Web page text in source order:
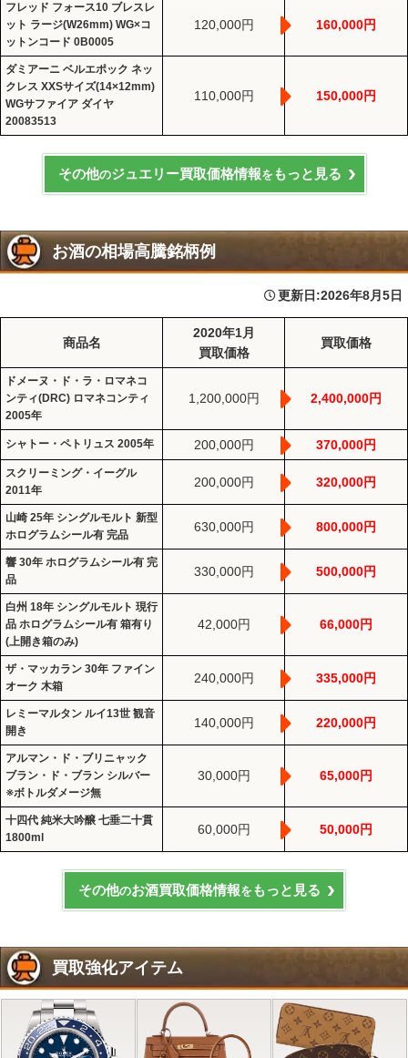
フレッド フォース10 ブレスレ
ット ラージ(W26mm) WG×コ
ットンコード 0B0005
120,000円 160,000円
ダミアーニ ベルエポック ネッ
クレス XXSサイズ(14×12mm)
WGサファイア ダイヤ
20083513
110,000円 150,000円
その他のジュエリー買取価格情報をもっと見る
お酒の相場高騰銘柄例
更新日:2026年8月5日
商品名
2020年1月
買取価格
買取価格
ドメーヌ・ド・ラ・ロマネコ
ンティ(DRC) ロマネコンティ
2005年
1,200,000円 2,400,000円
シャトー・ペトリュス 2005年 200,000円 370,000円
スクリーミング・イーグル
2011年
200,000円 320,000円
山崎 25年 シングルモルト 新型
ホログラムシール有 完品
630,000円 800,000円
響 30年 ホログラムシール有 完
品
330,000円 500,000円
白州 18年 シングルモルト 現行
品 ホログラムシール有 箱有り
(上開き箱のみ)
42,000円 66,000円
ザ・マッカラン 30年 ファイン
オーク 木箱
240,000円 335,000円
レミーマルタン ルイ13世 観音
開き
140,000円 220,000円
アルマン・ド・ブリニャック
ブラン・ド・ブラン シルバー
※ボトルダメージ無
30,000円 65,000円
十四代 純米大吟醸 七垂二十貫
1800ml
60,000円 50,000円
その他のお酒買取価格情報を もっと見る
買取強化アイテム